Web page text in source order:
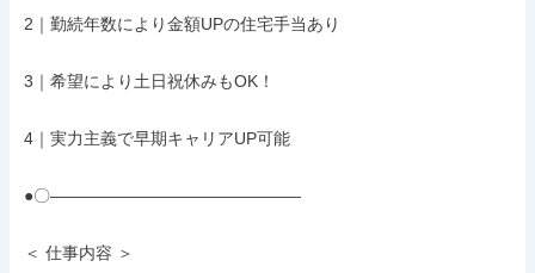
2｜勤続年数により金額UPの住宅手当あり
3｜希望により土日祝休みもOK！
4｜実力主義で早期キャリアUP可能
●〇―――――――――――――――
＜ 仕事内容 ＞